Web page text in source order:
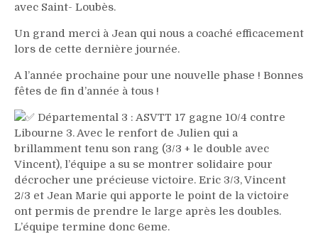
avec Saint- Loubès.
Un grand merci à Jean qui nous a coaché efficacement
lors de cette dernière journée.
A l’année prochaine pour une nouvelle phase ! Bonnes
fêtes de fin d’année à tous !
Départemental 3 : ASVTT 17 gagne 10/4 contre
Libourne 3. Avec le renfort de Julien qui a
brillamment tenu son rang (3/3 + le double avec
Vincent), l’équipe a su se montrer solidaire pour
décrocher une précieuse victoire. Eric 3/3, Vincent
2/3 et Jean Marie qui apporte le point de la victoire
ont permis de prendre le large après les doubles.
L’équipe termine donc 6eme.